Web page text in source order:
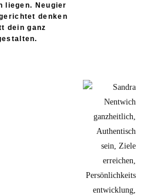
liegen. Neugier
denken
dein ganz